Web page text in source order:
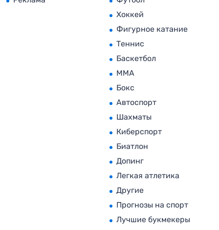
Хоккей
Фигурное катание
Теннис
Баскетбол
MMA
Бокс
Автоспорт
Шахматы
Киберспорт
Биатлон
Допинг
Легкая атлетика
Другие
Прогнозы на спорт
Лучшие букмекеры